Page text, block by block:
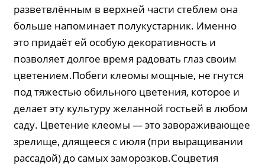
разветвлённым в верхней части стеблем она
больше напоминает полукустарник. Именно
это придаёт ей особую декоративность и
позволяет долгое время радовать глаз своим
цветением.Побеги клеомы мощные, не гнутся
под тяжестью обильного цветения, которое и
делает эту культуру желанной гостьей в любом
саду. Цветение клеомы — это завораживающее
зрелище, длящееся с июля (при выращивании
рассадой) до самых заморозков.Соцветия